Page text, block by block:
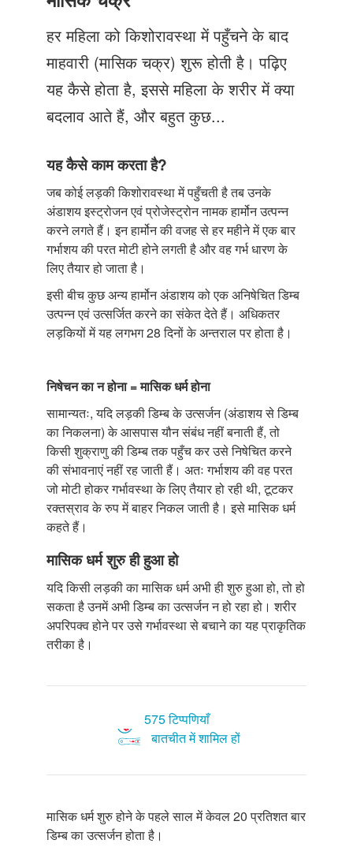
संपर्क करें
हर महिला को किशोरावस्था में पहुँचने के बाद
माहवारी (मासिक चक्र) शुरू होती है। पढ़िए
यह कैसे होता है, इससे महिला के शरीर में क्या
बदलाव आते हैं, और बहुत कुछ...
यह कैसे काम करता है?
जब कोई लड़की किशोरावस्था में पहुँचती है तब उनके
अंडाशय इस्ट्रोजन एवं प्रोजेस्ट्रोन नामक हार्मोन उत्पन्न
करने लगते हैं। इन हार्मोन की वजह से हर महीने में एक बार
गर्भाशय की परत मोटी होने लगती है और वह गर्भ धारण के
लिए तैयार हो जाता है।
इसी बीच कुछ अन्य हार्मोन अंडाशय को एक अनिषेचित डिम्ब
उत्पन्न एवं उत्सर्जित करने का संकेत देते हैं। अधिकतर
लड़कियों में यह लगभग 28 दिनों के अन्तराल पर होता है।
निषेचन का न होना = मासिक धर्म होना
सामान्यतः, यदि लड़की डिम्ब के उत्सर्जन (अंडाशय से डिम्ब
का निकलना) के आसपास यौन संबंध नहीं बनाती हैं, तो
किसी शुक्राणु की डिम्ब तक पहुँच कर उसे निषेचित करने
की संभावनाएं नहीं रह जाती हैं। अतः गर्भाशय की वह परत
जो मोटी होकर गर्भावस्था के लिए तैयार हो रही थी, टूटकर
रक्तस्राव के रुप में बाहर निकल जाती है। इसे मासिक धर्म
कहते हैं।
मासिक धर्म शुरु ही हुआ हो
यदि किसी लड़की का मासिक धर्म अभी ही शुरु हुआ हो, तो हो
सकता है उनमें अभी डिम्ब का उत्सर्जन न हो रहा हो। शरीर
अपरिपक्व होने पर उसे गर्भावस्था से बचाने का यह प्राकृतिक
तरीका है।
575 टिप्पणियाँ
बातचीत में शामिल हों
मासिक धर्म शुरु होने के पहले साल में केवल 20 प्रतिशत बार
डिम्ब का उत्सर्जन होता है।